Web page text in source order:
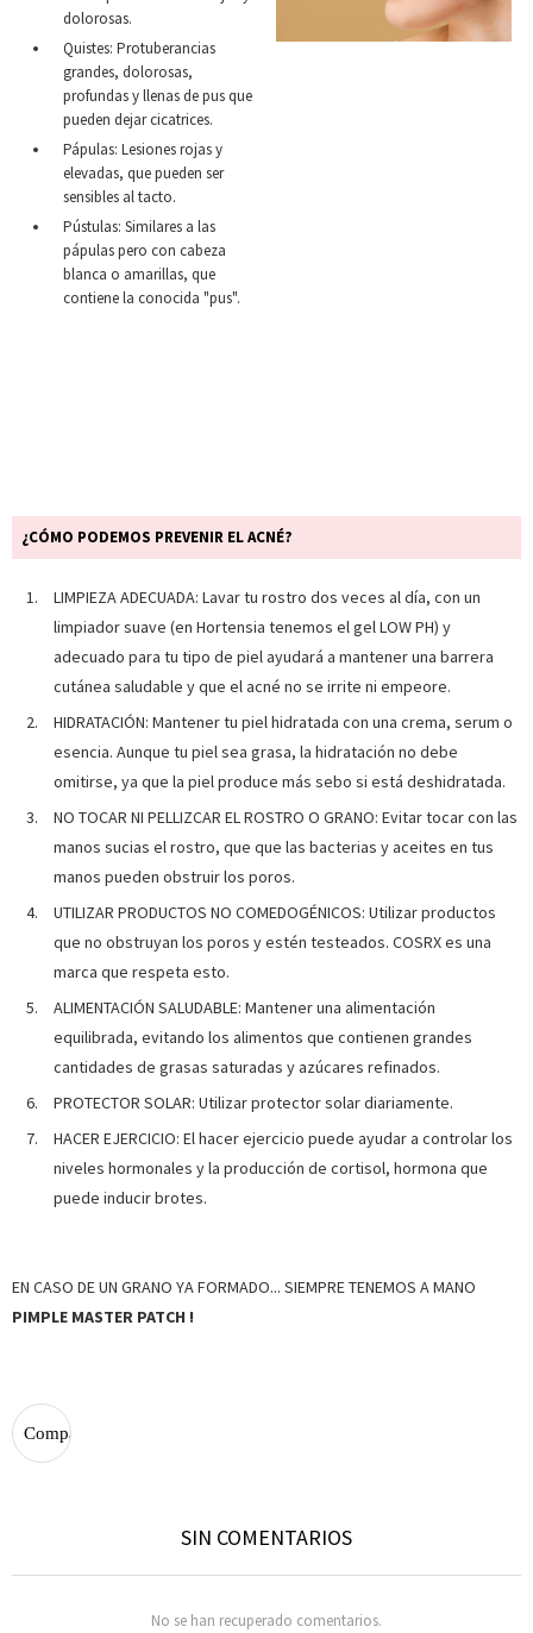
dolorosas.
Quistes: Protuberancias
grandes, dolorosas,
profundas y llenas de pus que
pueden dejar cicatrices.
Pápulas: Lesiones rojas y
elevadas, que pueden ser
sensibles al tacto.
Pústulas: Similares a las
pápulas pero con cabeza
blanca o amarillas, que
contiene la conocida "pus".
¿CÓMO PODEMOS PREVENIR EL ACNÉ?
LIMPIEZA ADECUADA: Lavar tu rostro dos veces al día, con un
limpiador suave (en Hortensia tenemos el gel LOW PH) y
adecuado para tu tipo de piel ayudará a mantener una barrera
cutánea saludable y que el acné no se irrite ni empeore.
HIDRATACIÓN: Mantener tu piel hidratada con una crema, serum o
esencia. Aunque tu piel sea grasa, la hidratación no debe
omitirse, ya que la piel produce más sebo si está deshidratada.
NO TOCAR NI PELLIZCAR EL ROSTRO O GRANO: Evitar tocar con las
manos sucias el rostro, que que las bacterias y aceites en tus
manos pueden obstruir los poros.
UTILIZAR PRODUCTOS NO COMEDOGÉNICOS: Utilizar productos
que no obstruyan los poros y estén testeados. COSRX es una
marca que respeta esto.
ALIMENTACIÓN SALUDABLE: Mantener una alimentación
equilibrada, evitando los alimentos que contienen grandes
cantidades de grasas saturadas y azúcares refinados.
PROTECTOR SOLAR: Utilizar protector solar diariamente.
HACER EJERCICIO: El hacer ejercicio puede ayudar a controlar los
niveles hormonales y la producción de cortisol, hormona que
puede inducir brotes.
EN CASO DE UN GRANO YA FORMADO... SIEMPRE TENEMOS A MANO
PIMPLE MASTER PATCH !
SIN COMENTARIOS
No se han recuperado comentarios.